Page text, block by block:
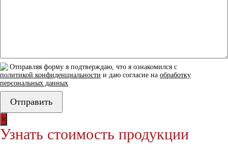
Отправляя форму я подтверждаю, что я ознакомился с
политикой конфиденциальности и даю согласие на обработку
персональных данных
×
Узнать стоимость продукции